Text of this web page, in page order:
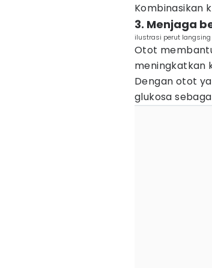
Kombinasikan
3. Menjaga
ilustrasi perut
Otot
meningkatkan
Dengan otot
glukosa